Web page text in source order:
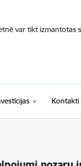
var tikt izmantotas
Kontakti